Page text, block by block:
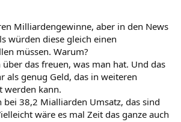
Milliardengewinne, aber in den News
würden diese gleich einen
müssen. Warum?
das freuen, was man hat. Und das
als genug Geld, das in weiteren
werden kann.
38,2 Mialliarden Umsatz, das sind
wäre es mal Zeit das ganze auch